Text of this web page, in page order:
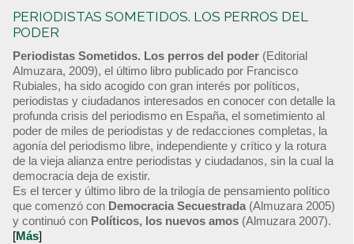
PERIODISTAS SOMETIDOS. LOS PERROS DEL
PODER
Periodistas Sometidos. Los perros del poder (Editorial
Almuzara, 2009), el último libro publicado por Francisco
Rubiales, ha sido acogido con gran interés por políticos,
periodistas y ciudadanos interesados en conocer con detalle la
profunda crisis del periodismo en España, el sometimiento al
poder de miles de periodistas y de redacciones completas, la
agonía del periodismo libre, independiente y crítico y la rotura
de la vieja alianza entre periodistas y ciudadanos, sin la cual la
democracia deja de existir.
Es el tercer y último libro de la trilogía de pensamiento político
que comenzó con Democracia Secuestrada (Almuzara 2005)
y continuó con Políticos, los nuevos amos (Almuzara 2007).
[Más]